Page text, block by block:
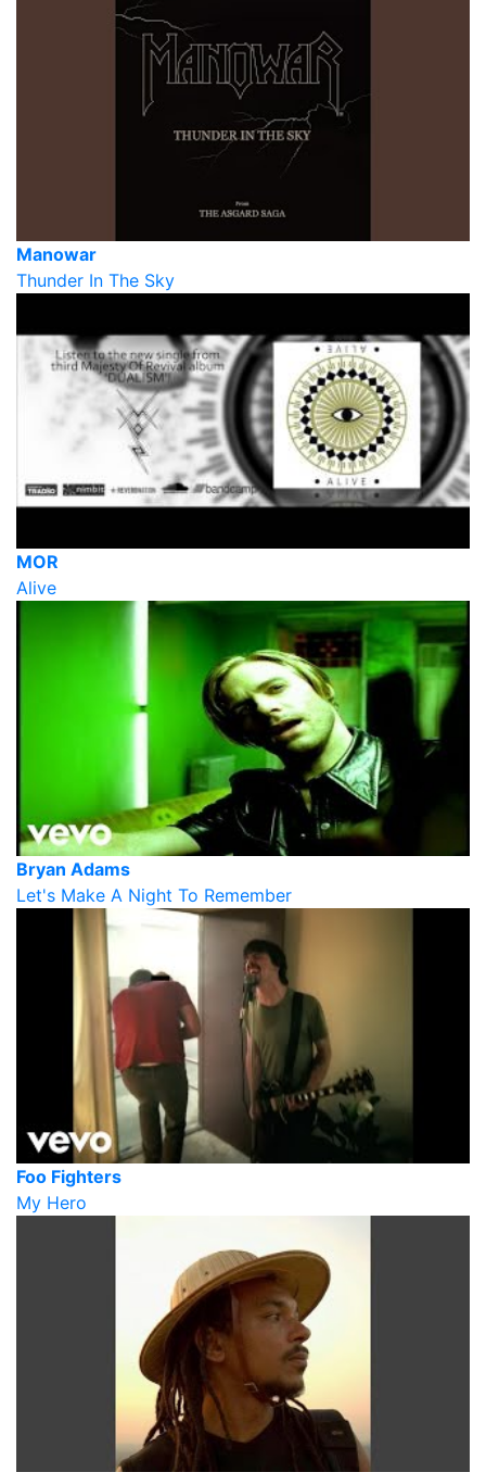
Manowar
Thunder In The Sky
MOR
Alive
Bryan Adams
Let's Make A Night To Remember
Foo Fighters
My Hero